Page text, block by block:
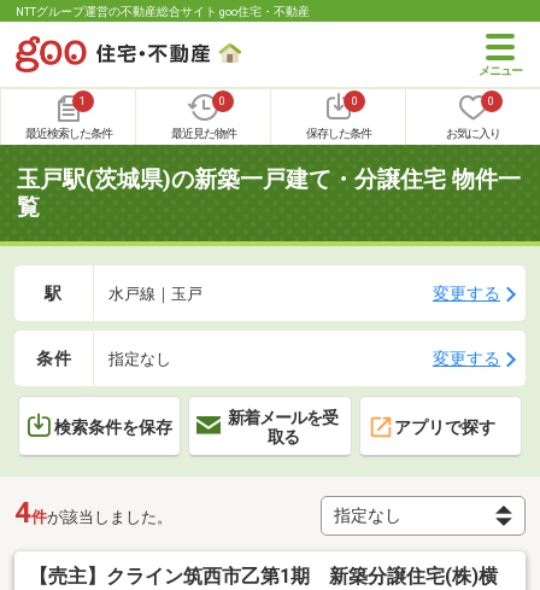
NTTグループ運営の不動産総合サイト goo住宅・不動産
1
最近検索した条件
0
最近見た物件
0
保存した条件
0
お気に入り
玉戸駅(茨城県)の新築一戸建て・分譲住宅 物件一
覧
駅 水戸線｜玉戸 変更する
条件 指定なし 変更する
検索条件を保存
新着メールを受
取る
アプリで探す
4件が該当しました。
【売主】クライン筑西市乙第1期 新築分譲住宅(株)横